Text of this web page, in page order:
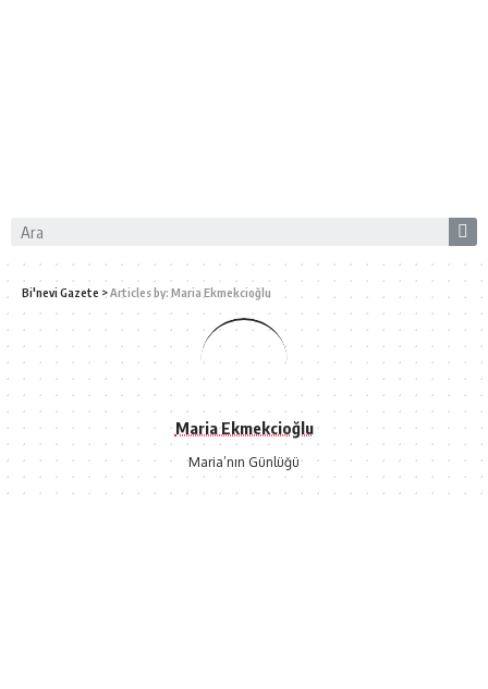
Bi'nevi Gazete >Articles by: Maria Ekmekcioğlu
Maria Ekmekcioğlu
Maria’nın Günlüğü